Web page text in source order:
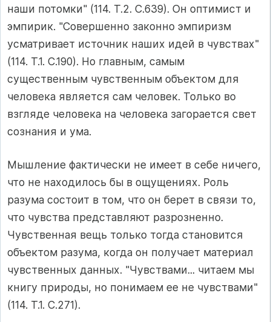
наши потомки" (114. Т.2. С.639). Он оптимист и
эмпирик. "Совершенно законно эмпиризм
усматривает источник наших идей в чувствах"
(114. Т.1. С.190). Но главным, самым
существенным чувственным объектом для
человека является сам человек. Только во
взгляде человека на человека загорается свет
сознания и ума.
Мышление фактически не имеет в себе ничего,
что не находилось бы в ощущениях. Роль
разума состоит в том, что он берет в связи то,
что чувства представляют разрозненно.
Чувственная вещь только тогда становится
объектом разума, когда он получает материал
чувственных данных. "Чувствами... читаем мы
книгу природы, но понимаем ее не чувствами"
(114. Т.1. С.271).